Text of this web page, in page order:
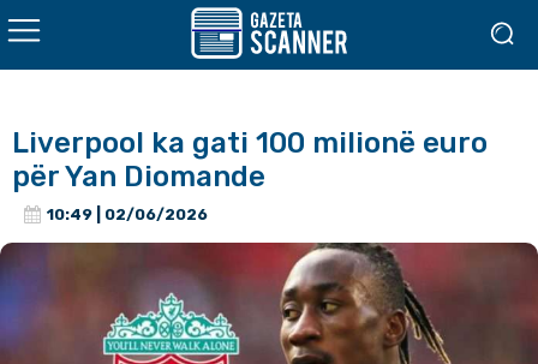
Liverpool ka gati 100 milionë euro
për Yan Diomande
10:49 | 02/06/2026